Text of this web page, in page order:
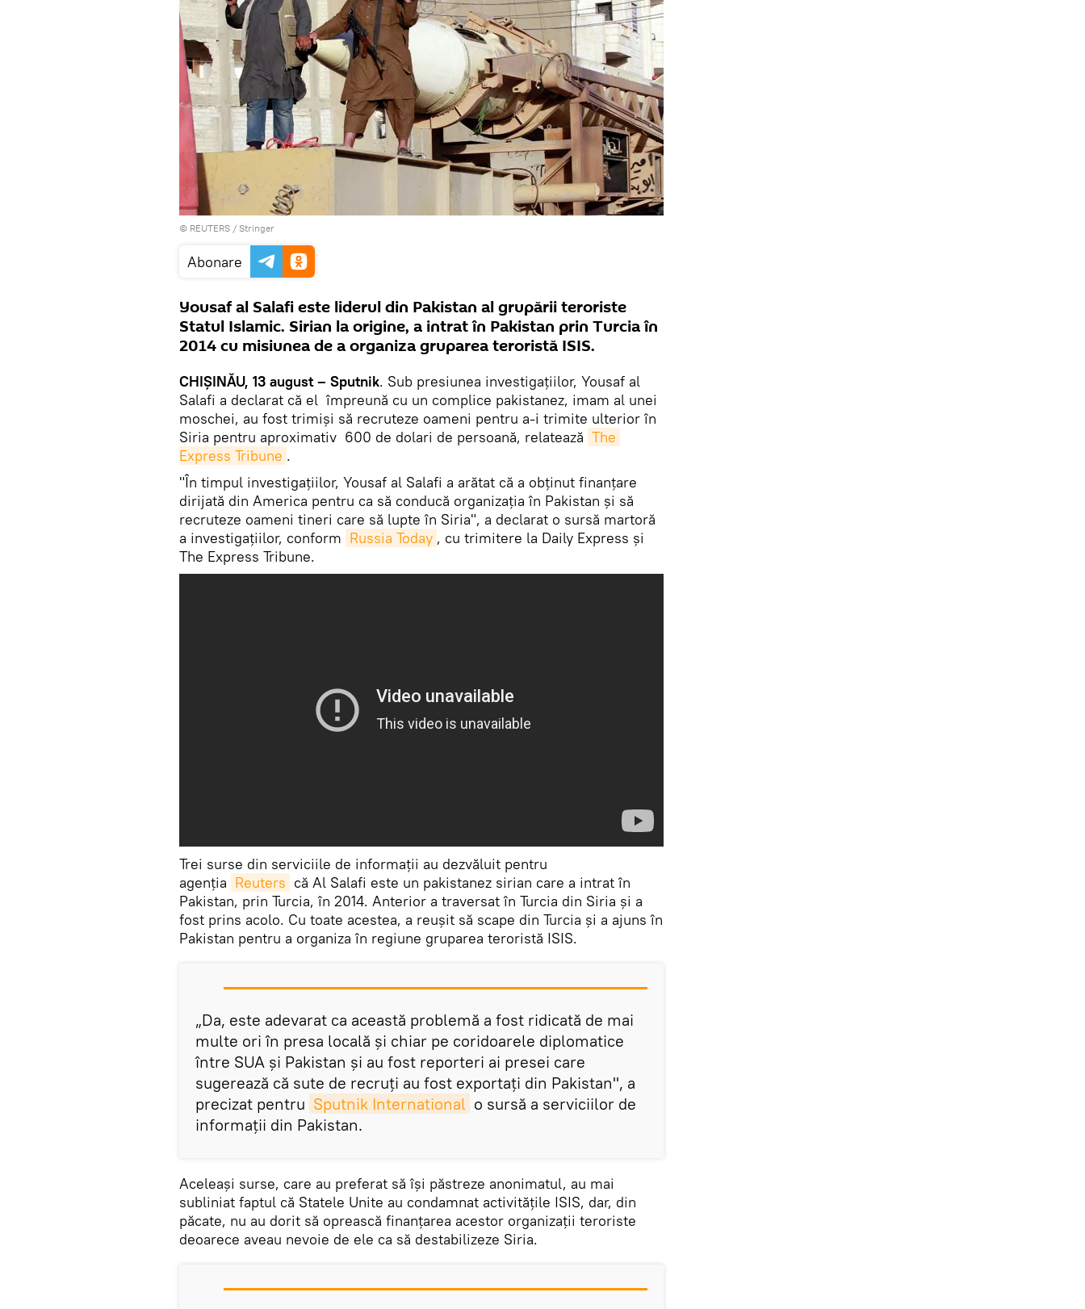
© REUTERS / Stringer
Abonare
Yousaf al Salafi este liderul din Pakistan al grupării teroriste
Statul Islamic. Sirian la origine, a intrat în Pakistan prin Turcia în
2014 cu misiunea de a organiza gruparea teroristă ISIS.
CHIȘINĂU, 13 august – Sputnik. Sub presiunea investigaţiilor, Yousaf al
Salafi a declarat că el împreună cu un complice pakistanez, imam al unei
moschei, au fost trimişi să recruteze oameni pentru a-i trimite ulterior în
Siria pentru aproximativ 600 de dolari de persoană, relatează The
Express Tribune .
"În timpul investigațiilor, Yousaf al Salafi a arătat că a obţinut finanţare
dirijată din America pentru ca să conducă organizația în Pakistan și să
recruteze oameni tineri care să lupte în Siria", a declarat o sursă martoră
a investigațiilor, conform Russia Today , cu trimitere la Daily Express şi
The Express Tribune.
Trei surse din serviciile de informaţii au dezvăluit pentru
agenţia Reuters că Al Salafi este un pakistanez sirian care a intrat în
Pakistan, prin Turcia, în 2014. Anterior a traversat în Turcia din Siria și a
fost prins acolo. Cu toate acestea, a reușit să scape din Turcia și a ajuns în
Pakistan pentru a organiza în regiune gruparea teroristă ISIS.
„Da, este adevarat ca această problemă a fost ridicată de mai
multe ori în presa locală și chiar pe coridoarele diplomatice
între SUA și Pakistan și au fost reporteri ai presei care
sugerează că sute de recruți au fost exportaţi din Pakistan", a
precizat pentru Sputnik International o sursă a serviciilor de
informaţii din Pakistan.
Aceleaşi surse, care au preferat să îşi păstreze anonimatul, au mai
subliniat faptul că Statele Unite au condamnat activităţile ISIS, dar, din
păcate, nu au dorit să oprească finanțarea acestor organizații teroriste
deoarece aveau nevoie de ele ca să destabilizeze Siria.